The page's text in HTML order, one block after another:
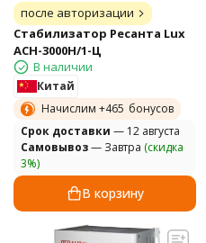
после авторизации
Стабилизатор Ресанта Lux
АСН-3000Н/1-Ц
В наличии
Китай
Начислим +465 бонусов
Cрок доставки — 12 августа
Самовывоз— Завтра (скидка
3%)
В корзину